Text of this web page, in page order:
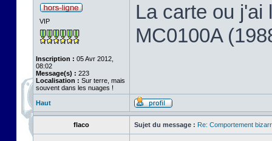
VIP
Inscription : 05 Avr 2012,
08:02
Message(s) : 223
Localisation : Sur terre, mais
souvent dans les nuages !
La carte ou j'ai
MC0100A
Haut
flaco Sujet du message : Re: Comportement